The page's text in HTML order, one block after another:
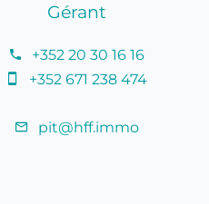
Gérant
+352 20 30 16 16
+352 671 238 474
pit@hff.immo